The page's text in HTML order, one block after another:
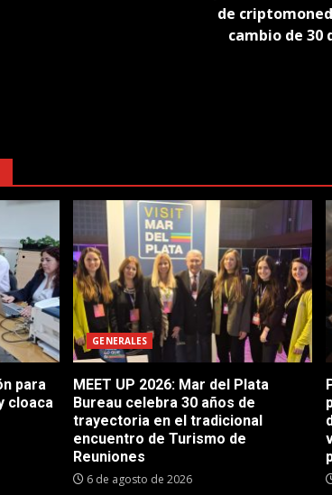
de
cambio de 30
para
cloaca
GENERALES
MEET UP 2026: Mar del Plata
Bureau celebra 30 años de
trayectoria en el tradicional
encuentro de Turismo de
Reuniones
6 de agosto de 2026